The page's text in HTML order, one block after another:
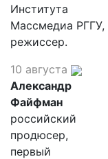
Института
Массмедиа РГГУ,
режиссер.
10 августа
Александр
Файфман
российский
продюсер,
первый